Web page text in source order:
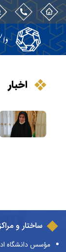
اخبار
ساختار و
مؤسس دانشگاه